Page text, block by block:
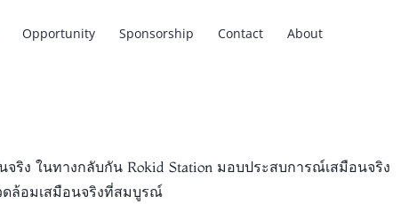
Opportunity Sponsorship Contact About
ริง ในทางกลับกัน Rokid Station มอบประสบการณ์เสมือนจริง
ดล้อมเสมือนจริงที่สมบูรณ์